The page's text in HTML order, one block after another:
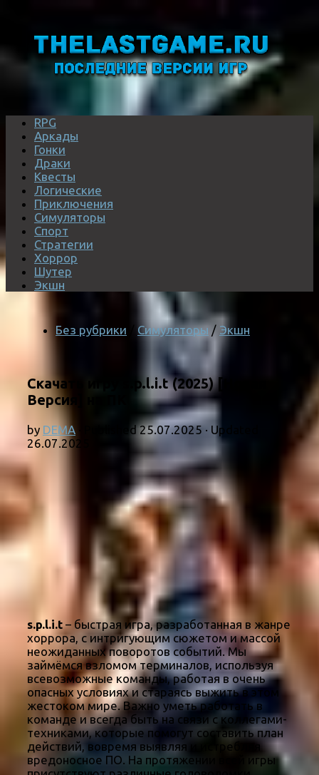
RPG
Аркады
Гонки
Драки
Квесты
Логические
Приключения
Симуляторы
Спорт
Стратегии
Хоррор
Шутер
Экшн
Без рубрики Симуляторы / Экшн
Скачать игру s.p.l.i.t (2025) [Новая
Версия] на ПК
by DEMA · Published25.07.2025 · Updated
26.07.2025
s.p.l.i.t – быстрая игра, разработанная в жанре
хоррора, с интригующим сюжетом и массой
неожиданных поворотов событий. Мы
займёмся взломом терминалов, используя
всевозможные команды, работая в очень
опасных условиях и стараясь выжить в этом
жестоком мире. Важно уметь работать в
команде и всегда быть на связи с коллегами-
техниками, которые помогут составить план
действий, вовремя выявляя и истребляя
вредоносное ПО. На протяжении всей игры